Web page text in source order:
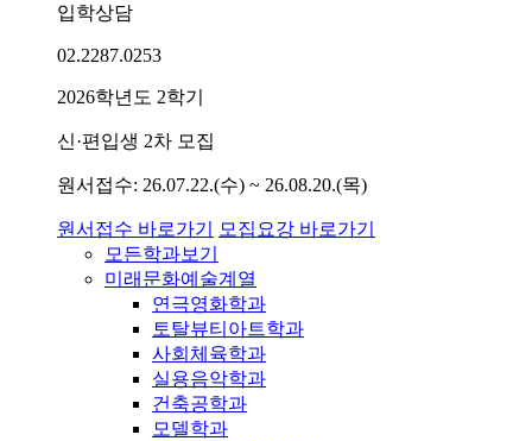
입학상담
02.2287.0253
2026학년도 2학기
신·편입생 2차 모집
원서접수: 26.07.22.(수) ~ 26.08.20.(목)
원서접수 바로가기
모집요강 바로가기
모든학과보기
미래문화예술계열
연극영화학과
토탈뷰티아트학과
사회체육학과
실용음악학과
건축공학과
모델학과